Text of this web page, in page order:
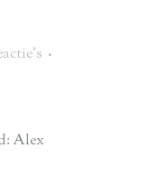
Alex